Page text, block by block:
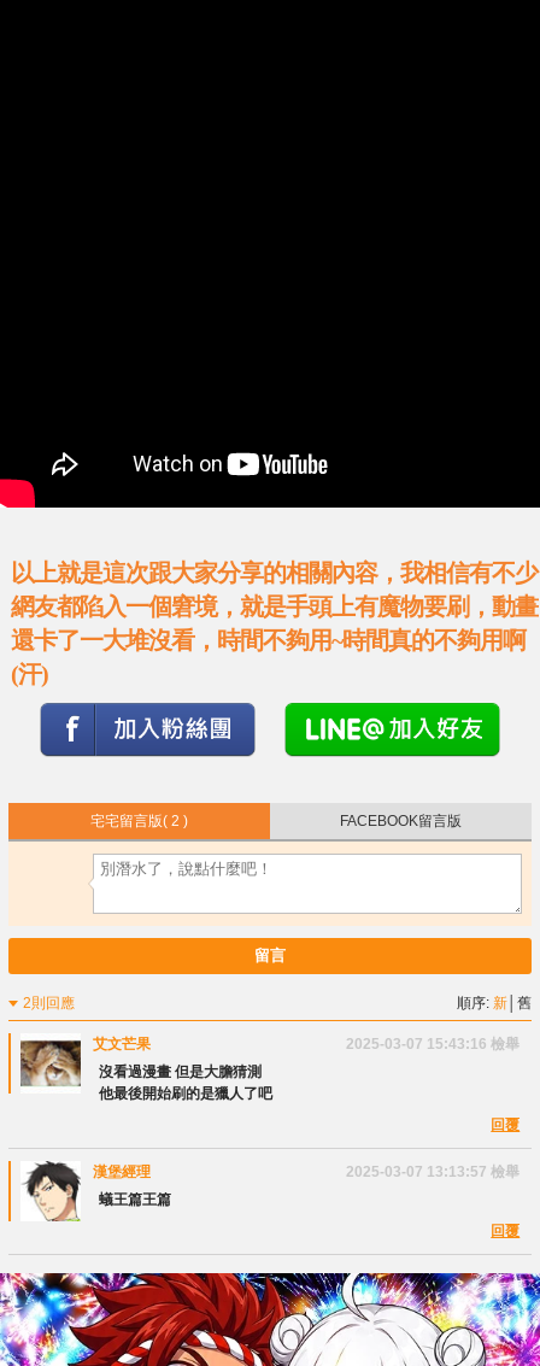
以上就是這次跟大家分享的相關內容，我相信有不少
網友都陷入一個窘境，就是手頭上有魔物要刷，動畫
還卡了一大堆沒看，時間不夠用~時間真的不夠用啊
(汗)
宅宅留言版( 2 ) FACEBOOK留言版
留言
2則回應 順序:新 │舊
艾文芒果 2025-03-07 15:43:16 檢舉
沒看過漫畫 但是大膽猜測
他最後開始刷的是獵人了吧
回覆
漢堡經理 2025-03-07 13:13:57 檢舉
蟻王篇王篇
回覆